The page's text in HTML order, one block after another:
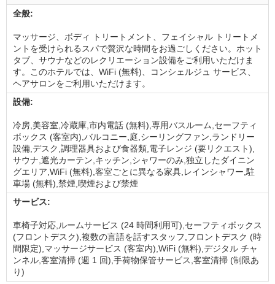
全般:
マッサージ、ボディ トリートメント、フェイシャル トリートメ
ントを受けられるスパで贅沢な時間をお過ごしください。ホット
タブ、サウナなどのレクリエーション設備をご利用いただけま
す。このホテルでは、WiFi (無料)、コンシェルジュ サービス、
ヘアサロンをご利用いただけます。
設備:
冷房,美容室,冷蔵庫,市内電話 (無料),専用バスルーム,セーフティ
ボックス (客室内),バルコニー,庭,シーリングファン,ランドリー
設備,デスク,調理器具および食器類,電子レンジ (要リクエスト),
サウナ,遮光カーテン,キッチン,シャワーのみ,独立したダイニン
グエリア,WiFi (無料),客室ごとに異なる家具,レインシャワー,駐
車場 (無料),禁煙,喫煙および禁煙
サービス:
車椅子対応,ルームサービス (24 時間利用可),セーフティボックス
(フロントデスク),複数の言語を話すスタッフ,フロントデスク (時
間限定),マッサージサービス (客室内),WiFi (無料),デジタル チャ
ンネル,客室清掃 (週 1 回),手荷物保管サービス,客室清掃 (制限あ
り)